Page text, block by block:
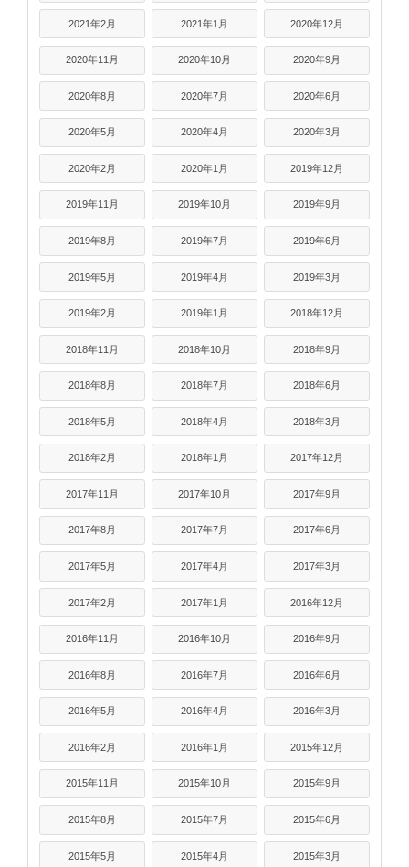
2021年2月 2021年1月 2020年12月
2020年11月 2020年10月 2020年9月
2020年8月 2020年7月 2020年6月
2020年5月 2020年4月 2020年3月
2020年2月 2020年1月 2019年12月
2019年11月 2019年10月 2019年9月
2019年8月 2019年7月 2019年6月
2019年5月 2019年4月 2019年3月
2019年2月 2019年1月 2018年12月
2018年11月 2018年10月 2018年9月
2018年8月 2018年7月 2018年6月
2018年5月 2018年4月 2018年3月
2018年2月 2018年1月 2017年12月
2017年11月 2017年10月 2017年9月
2017年8月 2017年7月 2017年6月
2017年5月 2017年4月 2017年3月
2017年2月 2017年1月 2016年12月
2016年11月 2016年10月 2016年9月
2016年8月 2016年7月 2016年6月
2016年5月 2016年4月 2016年3月
2016年2月 2016年1月 2015年12月
2015年11月 2015年10月 2015年9月
2015年8月 2015年7月 2015年6月
2015年5月 2015年4月 2015年3月